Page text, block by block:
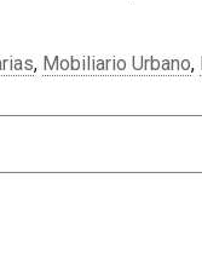
, Mobiliario Urbano,